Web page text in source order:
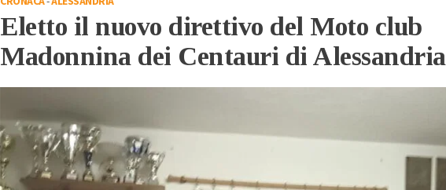
Eletto il nuovo direttivo del Moto club
Madonnina dei Centauri di Alessandria